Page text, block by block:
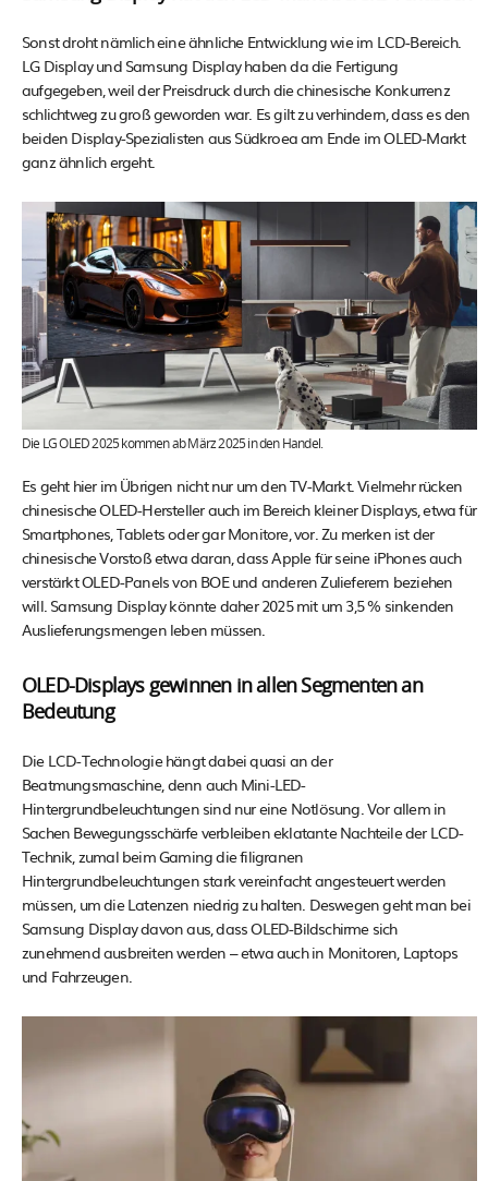
Sonst droht nämlich eine ähnliche Entwicklung wie im LCD-Bereich.
LG Display und Samsung Display haben da die Fertigung
aufgegeben, weil der Preisdruck durch die chinesische Konkurrenz
schlichtweg zu groß geworden war. Es gilt zu verhindern, dass es den
beiden Display-Spezialisten aus Südkroea am Ende im OLED-Markt
ganz ähnlich ergeht.
Die LG OLED 2025 kommen ab März 2025 in den Handel.
Es geht hier im Übrigen nicht nur um den TV-Markt. Vielmehr rücken
chinesische OLED-Hersteller auch im Bereich kleiner Displays, etwa für
Smartphones, Tablets oder gar Monitore, vor. Zu merken ist der
chinesische Vorstoß etwa daran, dass Apple für seine iPhones auch
verstärkt OLED-Panels von BOE und anderen Zulieferern beziehen
will. Samsung Display könnte daher 2025 mit um 3,5 % sinkenden
Auslieferungsmengen leben müssen.
OLED-Displays gewinnen in allen Segmenten an
Bedeutung
Die LCD-Technologie hängt dabei quasi an der
Beatmungsmaschine, denn auch Mini-LED-
Hintergrundbeleuchtungen sind nur eine Notlösung. Vor allem in
Sachen Bewegungsschärfe verbleiben eklatante Nachteile der LCD-
Technik, zumal beim Gaming die filigranen
Hintergrundbeleuchtungen stark vereinfacht angesteuert werden
müssen, um die Latenzen niedrig zu halten. Deswegen geht man bei
Samsung Display davon aus, dass OLED-Bildschirme sich
zunehmend ausbreiten werden – etwa auch in Monitoren, Laptops
und Fahrzeugen.